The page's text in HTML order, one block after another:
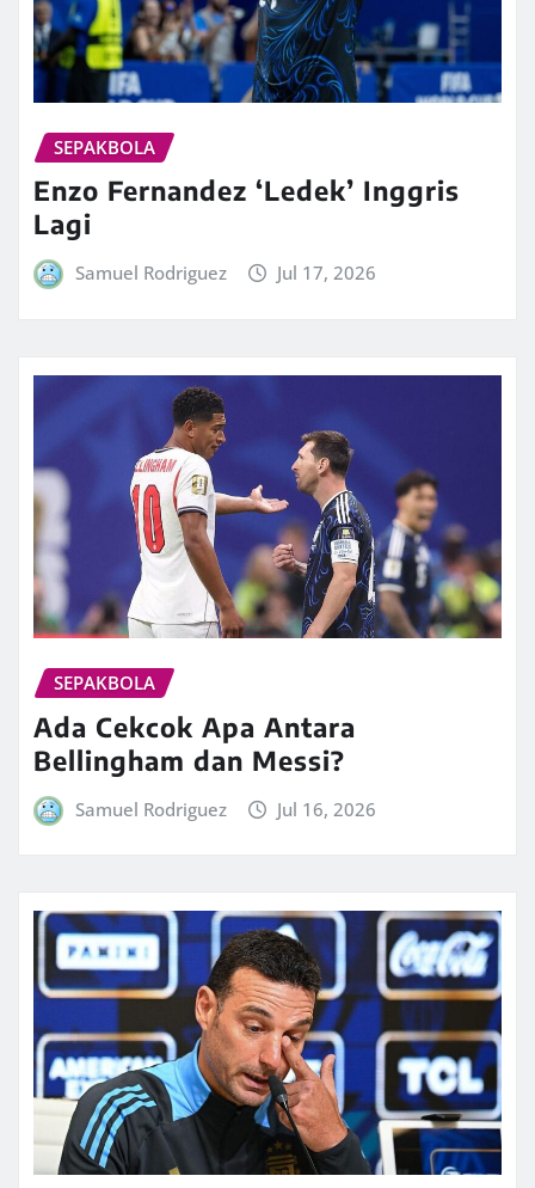
SEPAKBOLA
Enzo Fernandez ‘Ledek’ Inggris
Lagi
Samuel Rodriguez Jul 17, 2026
SEPAKBOLA
Ada Cekcok Apa Antara
Bellingham dan Messi?
Samuel Rodriguez Jul 16, 2026